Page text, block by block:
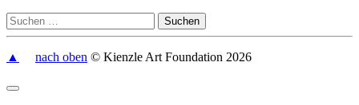
▲ nach oben © Kienzle Art Foundation 2026